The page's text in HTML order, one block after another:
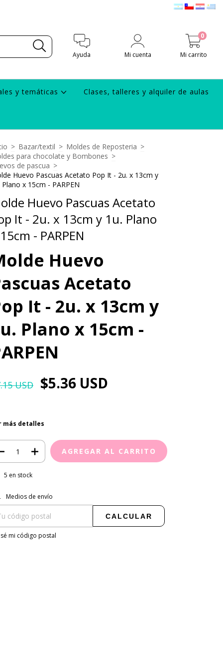
Ayuda Mi cuenta Mi carrito
0
y temáticas Clases, talleres y alquiler de aulas
> Bazar/textil > Moldes de Reposteria >
para chocolate y Bombones >
de pascua >
Huevo Pascuas Acetato Pop It - 2u. x 13cm y
Plano x 15cm - PARPEN
Huevo Pascuas Acetato
It - 2u. x 13cm y 1u. Plano
- PARPEN
Huevo
Acetato
It - 2u. x 13cm y
Plano x 15cm -
USD $5.36 USD
más detalles
5 en stock
para el CP:
Medios de envío
CALCULAR
mi código postal